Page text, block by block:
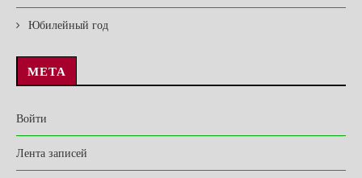
Юбилейный год
МЕТА
Войти
Лента записей